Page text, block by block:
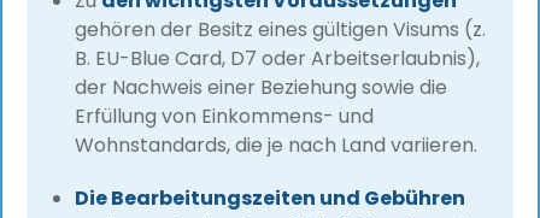
gehören der Besitz eines gültigen Visums (z.
B. EU-Blue Card, D7 oder Arbeitserlaubnis),
der Nachweis einer Beziehung sowie die
Erfüllung von Einkommens- und
Wohnstandards, die je nach Land variieren.
Die Bearbeitungszeiten und Gebühren